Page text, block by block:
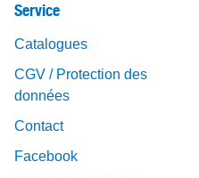
Service
Catalogues
CGV / Protection des
données
Contact
Facebook